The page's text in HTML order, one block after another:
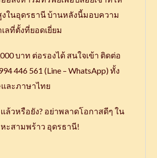
ในอุดรธานี บ้านหลังนี้มอบความ
ลที่ตั้งที่ยอดเยี่ยม
บาท ต่อรองได้ สนใจเข้า ติดต่อ
446 561 (Line – WhatsApp) ทั้ง
ละภาษาไทย
ล้วหรือยัง? อย่าพลาดโอกาสดีๆ ใน
ะสามพร้าว อุดรธานี!